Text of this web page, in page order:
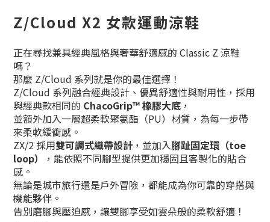
Z/Cloud X2 女款運動涼鞋
正在尋找兼具經典風格與奢華舒適感的 Classic Z 涼鞋
嗎？
那麼 Z/Cloud 系列就是你的最佳選擇！
Z/Cloud 系列融合經典設計、優異舒適性與耐用性，採用
與經典款相同的 ChacoGrip™ 橡膠大底 ，
並額外加入一層超柔軟聚氨酯（PU）材質，為每一步帶
來柔軟緩衝感。
ZX/2 採用雙可調式織帶設計 ，並加入腳趾固定環（toe
loop）
，能依照不同腳型提供更加穩固且客製化的貼合
感。
無論是城市旅行還是戶外冒險，都能成為你可靠的穿搭與
機能夥伴。
告別磨腳與壓迫感，讓雙腳享受如雲朵般的柔軟舒適！